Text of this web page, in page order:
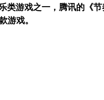
类游戏之一，腾讯的《
游戏。